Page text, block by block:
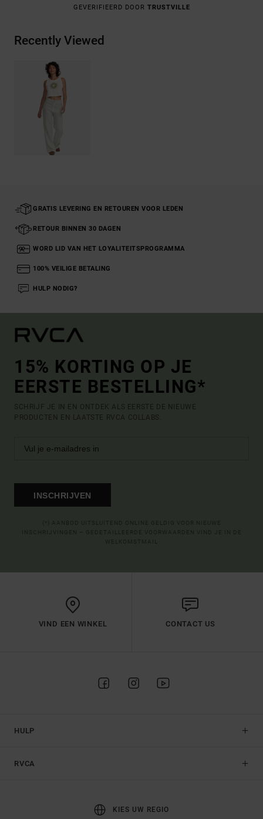
GEVERIFIEERD DOOR TRUSTVILLE
Recently Viewed
GRATIS LEVERING EN RETOUREN VOOR LEDEN
RETOUR BINNEN 30 DAGEN
WORD LID VAN HET LOYALITEITSPROGRAMMA
100% VEILIGE BETALING
HULP NODIG?
15% KORTING OP JE
EERSTE BESTELLING*
SCHRIJF JE IN EN ONTDEK ALS EERSTE DE NIEUWE
PRODUCTEN EN LAATSTE RVCA COLLABS.
INSCHRIJVEN
VIND EEN WINKEL CONTACT US
HULP
RVCA
KIES UW REGIO